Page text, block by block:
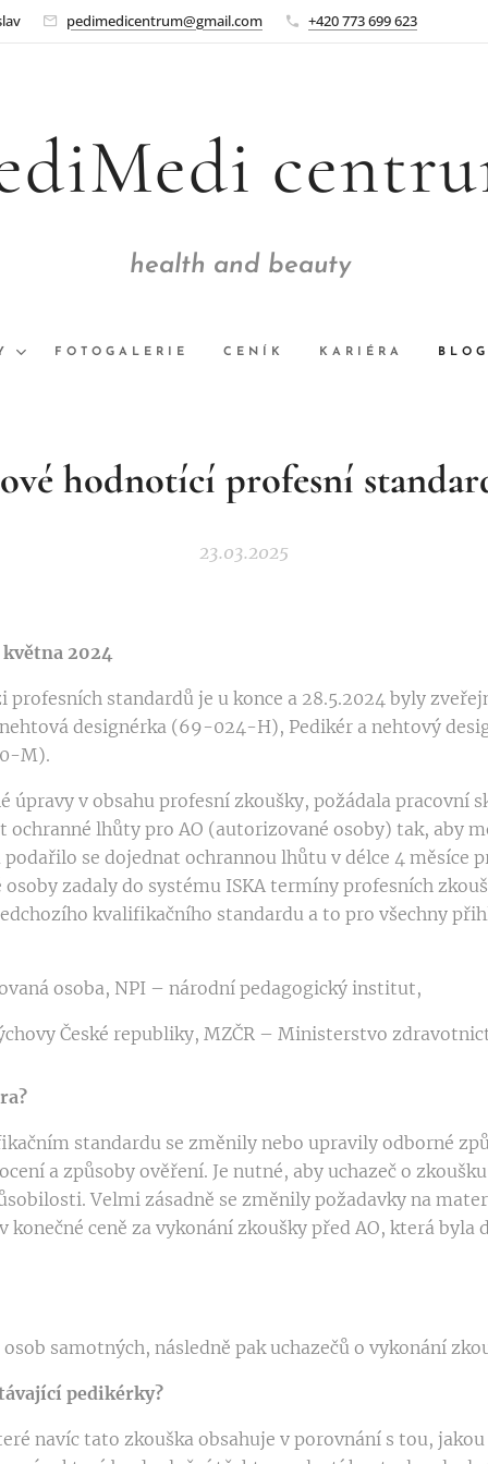
pedimedicentrum@gmail.com +420 773 699 623
health and beauty
FOTOGALERIE CENÍK KARIÉRA BLOG
hodnotící profesní
23.03.2025
2024
standardů je u konce a 28.5.2024 byly
designérka (69-024-H), Pedikér a nehtový
M).
úpravy v obsahu profesní zkoušky, požádala pracovní
lhůty pro AO (autorizované osoby) tak, aby
se dojednat ochrannou lhůtu v délce 4 měsíce
zadaly do systému ISKA termíny profesních
kvalifikačního standardu a to pro všechny
osoba, NPI – národní pedagogický institut,
České republiky, MZČR – Ministerstvo
standardu se změnily nebo upravily odborné
a způsoby ověření. Je nutné, aby uchazeč o
Velmi zásadně se změnily požadavky na
ceně za vykonání zkoušky před AO, která byla
samotných, následně pak uchazečů o vykonání
pedikérky?
navíc tato zkouška obsahuje v porovnání s tou,